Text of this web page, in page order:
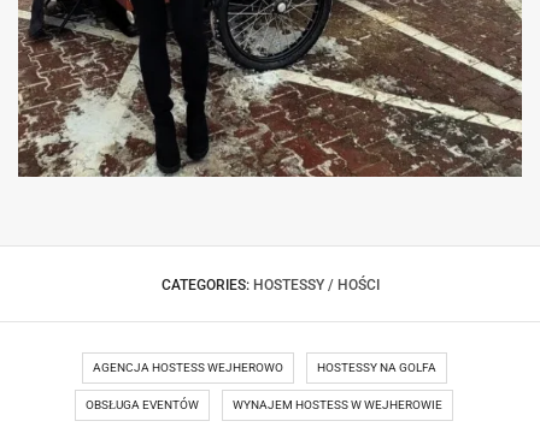
TRYBUNALSKI
CATEGORIES: HOSTESSY / HOŚCI
AGENCJA HOSTESS WEJHEROWO HOSTESSY NA GOLFA
OBSŁUGA EVENTÓW WYNAJEM HOSTESS W WEJHEROWIE